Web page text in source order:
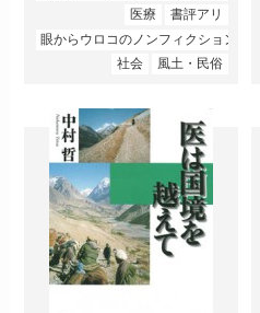
医療
書評アリ
眼からウロコのノンフィクション
社会
風土・民俗